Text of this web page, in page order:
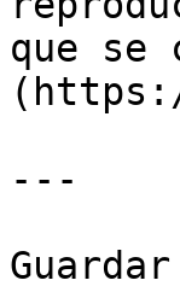
que
---
Guardar